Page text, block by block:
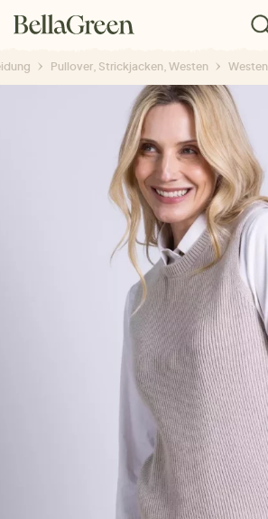
Pullover, Strickjacken, Westen Westen